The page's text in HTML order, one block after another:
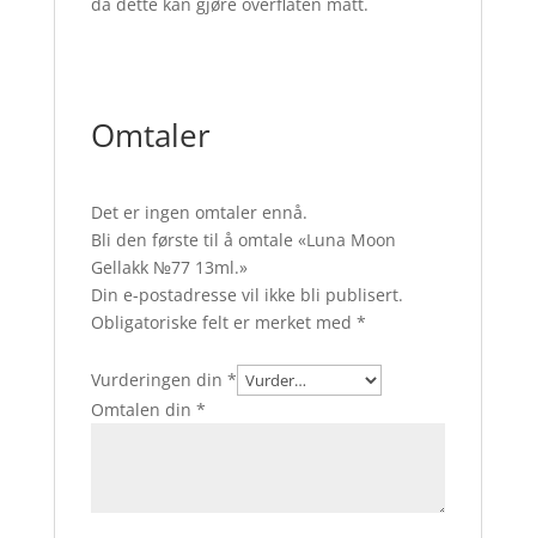
Omtaler
Det er ingen omtaler ennå.
Bli den første til å omtale «Luna Moon
Gellakk №77 13ml.»
Din e-postadresse vil ikke bli publisert.
Obligatoriske felt er merket med *
Vurderingen din *
Omtalen din *